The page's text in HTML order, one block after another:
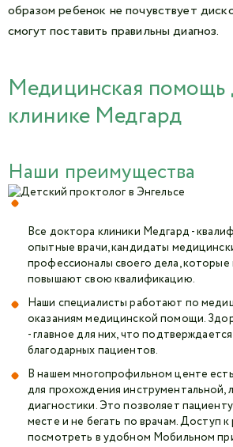
образом ребенок не почувствует
смогут поставить правильны диагноз.
Медицинская помощь
клинике Медгард
Наши преимущества
Все доктора клиники Медгард -
опытные врачи, кандидаты
профессионалы своего дела,
повышают свою квалификацию.
Наши специалисты работают по
оказаниям медицинской помощи.
- главное для них, что
благодарных пациентов.
В нашем многопрофильном центе
для прохождения инструментальной,
диагностики. Это позволяет
месте и не бегать по врачам. Доступ
посмотреть в удобном Мобильном